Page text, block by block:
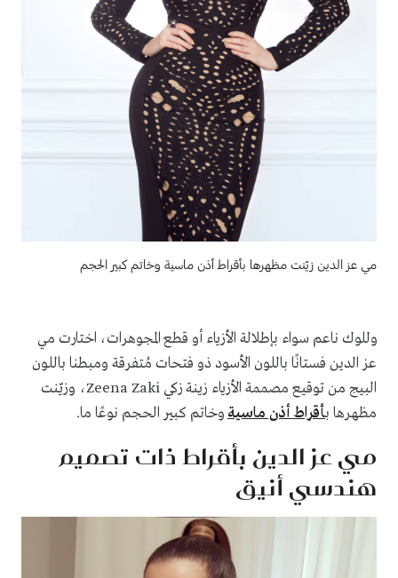
مي عز الدين زيّنت مظهرها بأقراط أذن ماسية وخاتم كبير الحجم
وللوك ناعم سواء بإطلالة الأزياء أو قطع المجوهرات، اختارت مي
عز الدين فستانًا باللون الأسود ذو فتحات مُتفرقة ومبطنا باللون
البيج من توقيع مصممة الأزياء زينة زكي Zeena Zaki، وزيّنت
مظهرها بأقراط أذن ماسية وخاتم كبير الحجم نوعًا ما.
مي عز الدين بأقراط ذات تصميم
هندسي أنيق